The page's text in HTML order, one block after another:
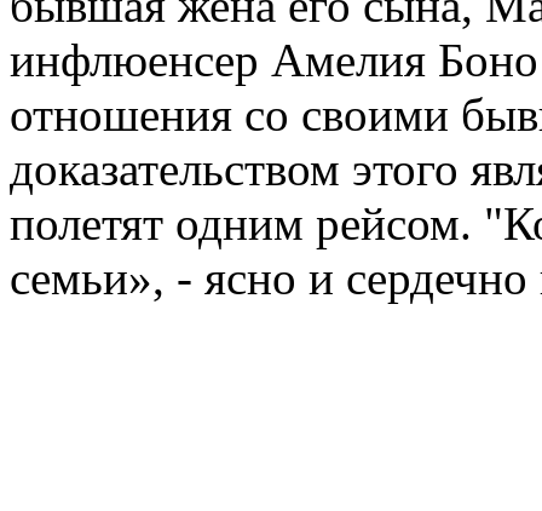
инфлюенсер Амелия
отношения со своими
доказательством этого
полетят одним рейсом.
семьи», - ясно и